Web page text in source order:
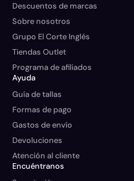
Descuentos de marcas
Sobre nosotros
Grupo El Corte Inglés
Tiendas Outlet
Programa de afiliados
Ayuda
Guía de tallas
Formas de pago
Gastos de envío
Devoluciones
Atención al cliente
Encuéntranos